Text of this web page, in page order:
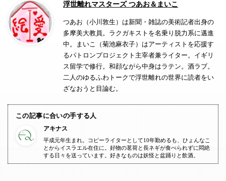
浮世離れマスターズ つあお＆まいこ
つあお（小川敦生）は新聞・雑誌の美術記者出身の
多摩美大教員。ラクガキストを名乗り脱力系に邁進
中。まいこ（菊池麻衣子）はアーティストを応援す
るパトロンプロジェクト主宰者兼ライター。イギリ
ス留学で修行。和顔ながら中身はラテン。酒ラブ。
二人のゆるふわトークで浮世離れの世界に読者をい
ざなおうと目論む。
この記事に合いの手する人
アキナス
平成元年生まれ。コピーライターとして10年勤めるも、ひょんなこ
とからイスラエル在住に。好物の茗荷と長ネギが食べられずに悶絶
する日々を送っています。好きなものは妖怪と盆踊りと飲酒。